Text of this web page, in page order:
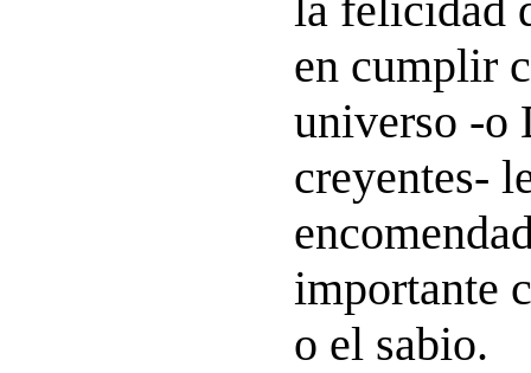
en cumplir
universo -o
creyentes-
importante
o el sabio.